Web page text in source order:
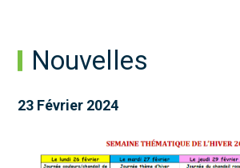
Nouvelles
23 Février 2024